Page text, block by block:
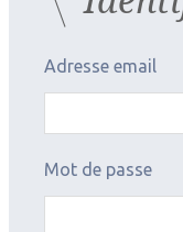
notamment avec
Pour voir la vidéo
Adresse email
Mot de passe